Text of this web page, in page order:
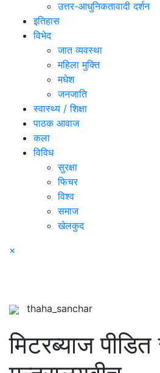
उत्तर-आधुनिकतावादी दर्शन
इतिहास
विभेद
जात व्यवस्था
महिला मुक्ति
मधेश
जनजाति
स्वास्थ्य / शिक्षा
पाठक आवाज
कला
विविध
सुरक्षा
फिचर
विश्व
समाज
खेलकुद
×
thaha_sanchar
मिटरब्याज